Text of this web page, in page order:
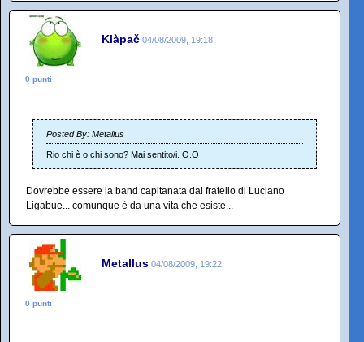
Klàpač 04/08/2009, 19:18
0 punti
Posted By: Metallus
Rio chi è o chi sono? Mai sentito/i. O.O
Dovrebbe essere la band capitanata dal fratello di Luciano
Ligabue... comunque è da una vita che esiste...
Metallus 04/08/2009, 19:22
0 punti